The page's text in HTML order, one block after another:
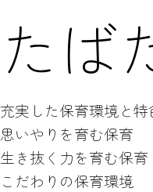
たば
充実した保育環境と
思いやりを育む保育
生き抜く力を育む保育
こだわりの保育環境